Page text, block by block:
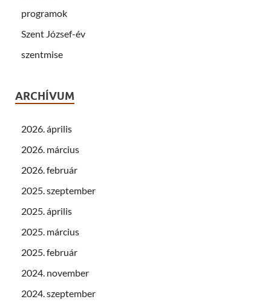
programok
Szent József-év
szentmise
ARCHÍVUM
2026. április
2026. március
2026. február
2025. szeptember
2025. április
2025. március
2025. február
2024. november
2024. szeptember